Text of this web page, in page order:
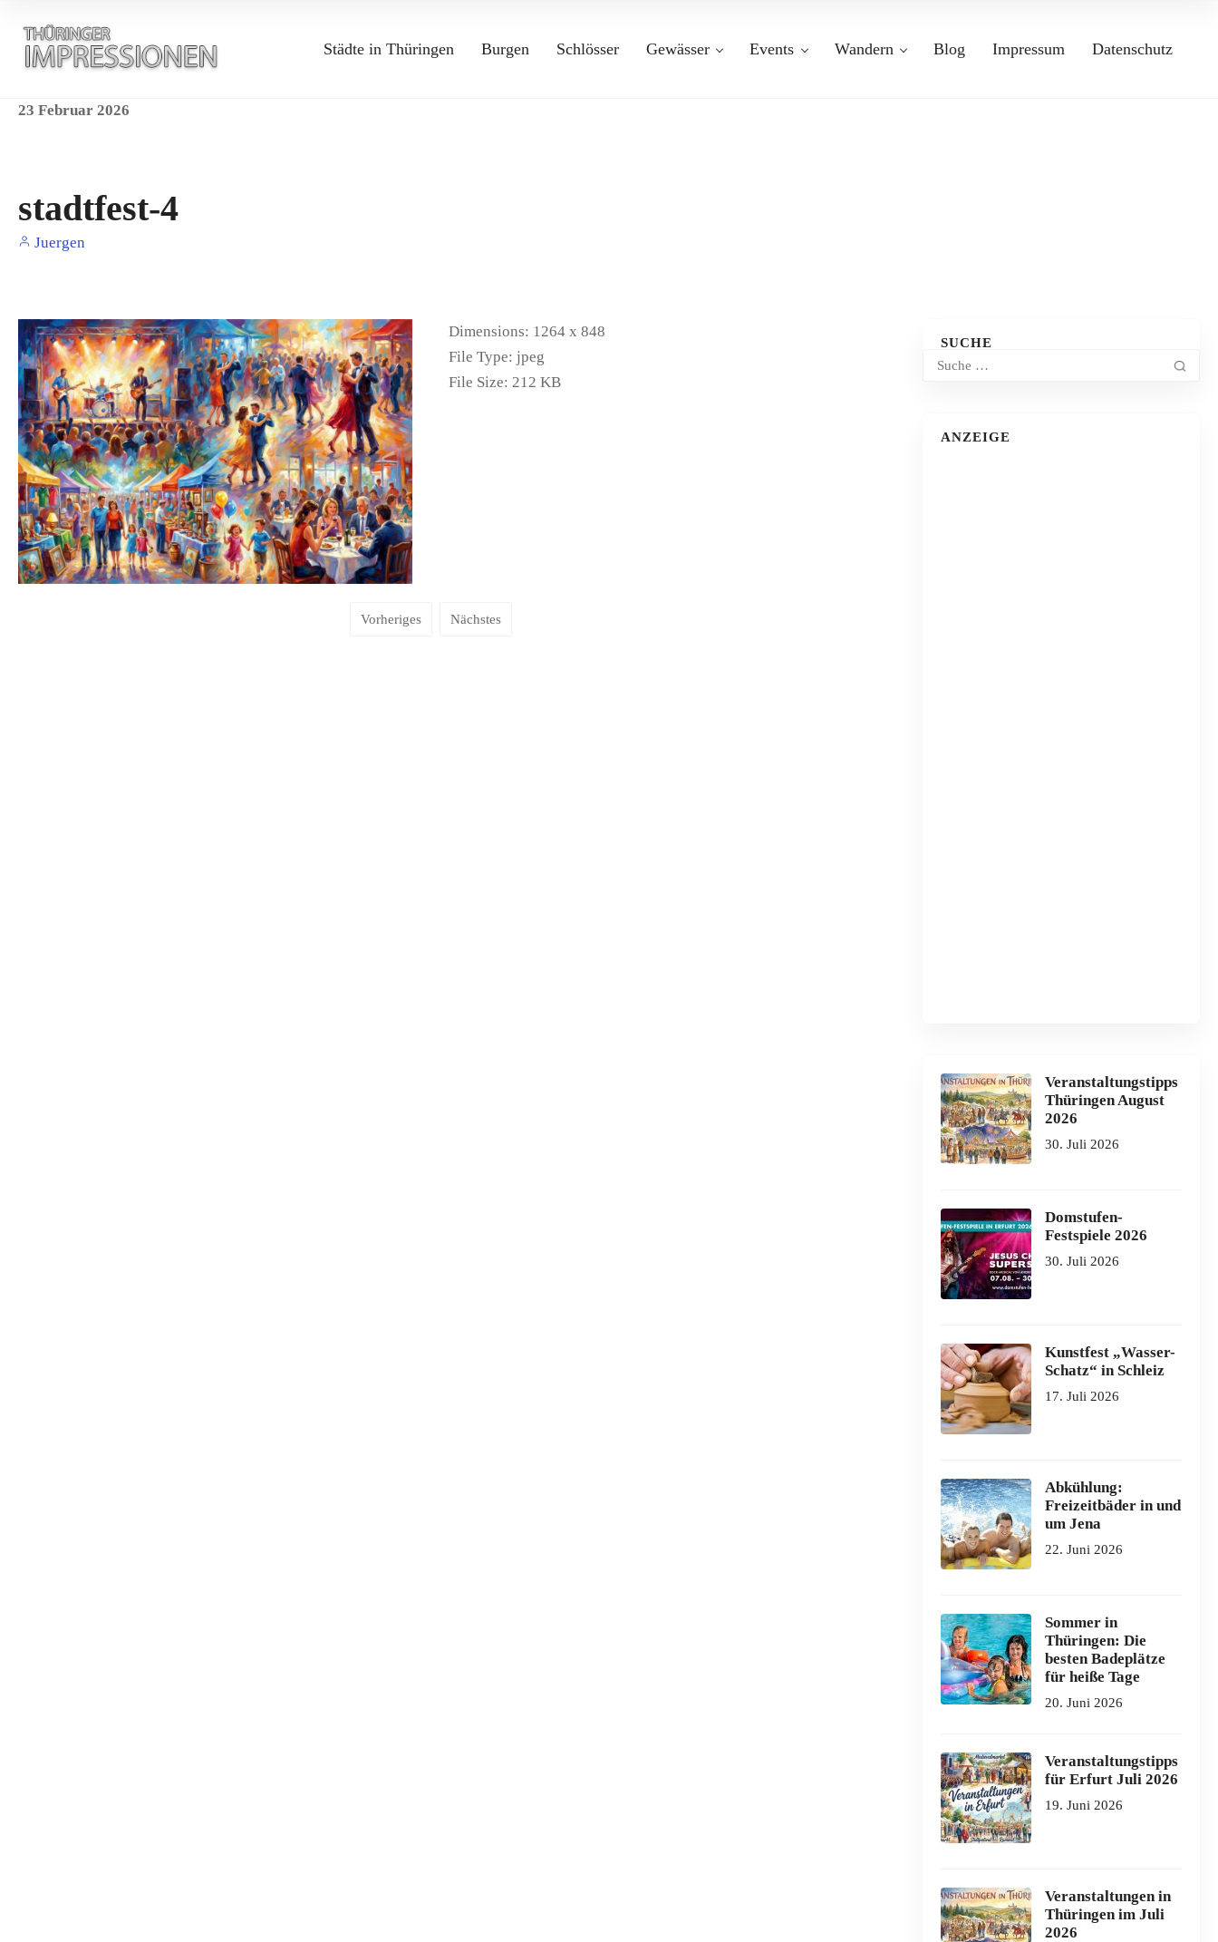
Städte in Thüringen Burgen Schlösser Gewässer Events Wandern Blog Impressum Datenschutz
23 Februar 2026
stadtfest-4
Juergen
Dimensions: 1264 x 848
File Type: jpeg
File Size: 212 KB
Vorheriges Nächstes
SUCHE
ANZEIGE
Veranstaltungstipps
Thüringen August
2026
30. Juli 2026
Domstufen-
Festspiele 2026
30. Juli 2026
Kunstfest „Wasser-
Schatz“ in Schleiz
17. Juli 2026
Abkühlung:
Freizeitbäder in und
um Jena
22. Juni 2026
Sommer in
Thüringen: Die
besten Badeplätze
für heiße Tage
20. Juni 2026
Veranstaltungstipps
für Erfurt Juli 2026
19. Juni 2026
Veranstaltungen in
Thüringen im Juli
2026